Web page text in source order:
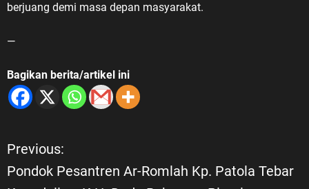
berjuang demi masa depan masyarakat.
—
Bagikan berita/artikel ini
N
Previous:
Pondok Pesantren Ar-Romlah Kp. Patola Tebar